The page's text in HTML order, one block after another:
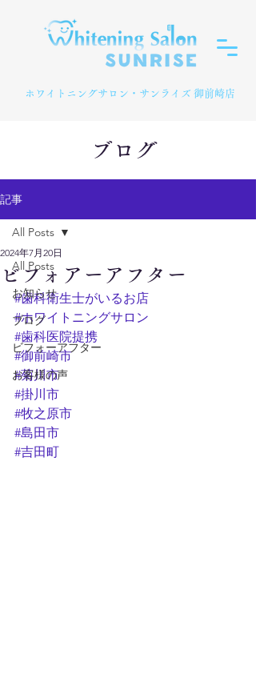
​ホワイトニングサロン・サンライズ 御前崎店
ブログ
記事
All Posts
お知らせ
ブログ
ビフォーアフター
お客様の声
All Posts
ビフォアーアフター
2024年7月20日
#歯科衛生士がいるお店
#ホワイトニングサロン
#歯科医院提携
#御前崎市
#菊川市
#掛川市
#牧之原市
#島田市
#吉田町